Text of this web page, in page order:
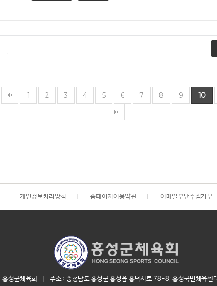
1 2 3 4 5 6 7 8 9 10
개인정보처리방침 홈페이지이용약관 이메일무단수집거부
홍성군체육회
주소 : 충청남도 홍성군 홍성읍 홍덕서로 78-8, 홍성국민체육센